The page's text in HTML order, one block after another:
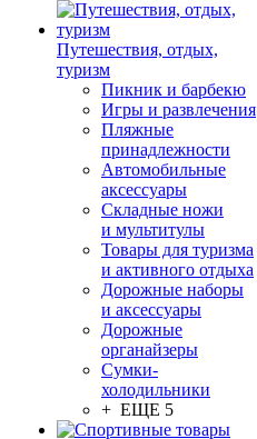
Путешествия, отдых,
туризм
Пикник и барбекю
Игры и развлечения
Пляжные
принадлежности
Автомобильные
аксессуары
Складные ножи
и мультитулы
Товары для туризма
и активного отдыха
Дорожные наборы
и аксессуары
Дорожные
органайзеры
Сумки-
холодильники
+ ЕЩЕ 5